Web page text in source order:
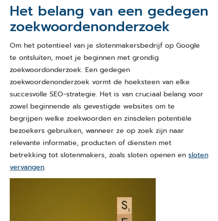
Het belang van een gedegen
zoekwoordenonderzoek
Om het potentieel van je slotenmakersbedrijf op Google
te ontsluiten, moet je beginnen met grondig
zoekwoordonderzoek. Een gedegen
zoekwoordenonderzoek vormt de hoeksteen van elke
succesvolle SEO-strategie. Het is van cruciaal belang voor
zowel beginnende als gevestigde websites om te
begrijpen welke zoekwoorden en zinsdelen potentiële
bezoekers gebruiken, wanneer ze op zoek zijn naar
relevante informatie, producten of diensten met
betrekking tot slotenmakers, zoals sloten openen en sloten
vervangen.